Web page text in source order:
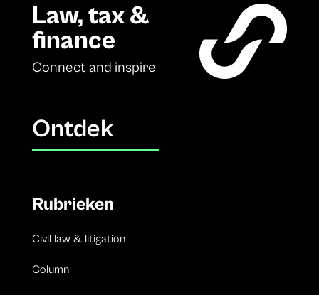
Law, tax &
finance
Connect and inspire
Ontdek
Rubrieken
Civil law & litigation
Column